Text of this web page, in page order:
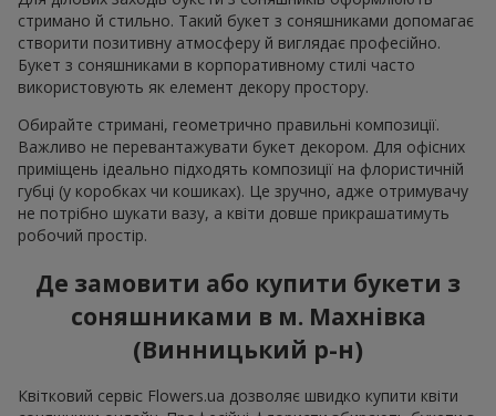
стримано й стильно. Такий букет з соняшниками допомагає
створити позитивну атмосферу й виглядає професійно.
Букет з соняшниками в корпоративному стилі часто
використовують як елемент декору простору.
Обирайте стримані, геометрично правильні композиції.
Важливо не перевантажувати букет декором. Для офісних
приміщень ідеально підходять композиції на флористичній
губці (у коробках чи кошиках). Це зручно, адже отримувачу
не потрібно шукати вазу, а квіти довше прикрашатимуть
робочий простір.
Де замовити або купити букети з
соняшниками в м. Махнівка
(Винницький р-н)
Квітковий сервіс Flowers.ua дозволяє швидко купити квіти